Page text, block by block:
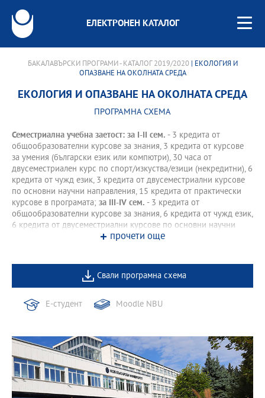
ЕЛЕКТРОНЕН КАТАЛОГ
БАКАЛАВЪРСКИ ПРОГРАМИ - КАТАЛОГ 2019/2020| ЕКОЛОГИЯ И
ОПАЗВАНЕ НА ОКОЛНАТА СРЕДА
ЕКОЛОГИЯ И ОПАЗВАНЕ НА ОКОЛНАТА СРЕДА
ПРОГРАМНА СХЕМА
Семестриална учебна заетост: за І-II сем. - 3 кредита от
общообразователни курсове за знания, 3 кредита от курсове
за умения (български език или компютри), 30 часа от
двусеместриален курс по спорт/изкуства/езици (некредитни), 6
кредита от чужд език, 3 кредита от двусеместриални курсове
по основни научни направления, 15 кредита от практически
курсове в програмата; за III-IV сем. - 3 кредита от
общообразователни курсове за знания, 6 кредита от чужд език,
6 кредита от двусеместриални курсове по основни научни
направления, 15 кредита от практически курсове в програмата.
прочети още
Свали програмна схема
Е-студент Moodle NBU